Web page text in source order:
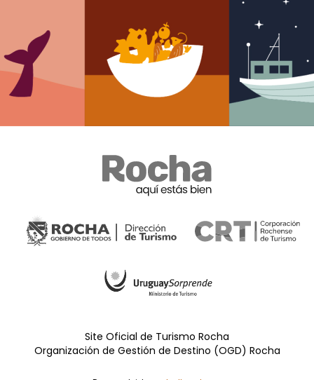
Site Oficial de Turismo Rocha
Organización de Gestión de Destino (OGD) Rocha